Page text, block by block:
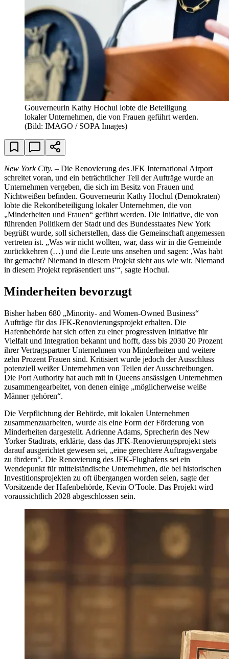
Gouverneurin Kathy Hochul lobte die Beteiligung
lokaler Unternehmen, die von Frauen geführt werden.
(Bild: IMAGO / SOPA Images)
New York City. – Die Renovierung des JFK International Airport
schreitet voran, und ein beträchtlicher Teil der Aufträge wurde an
Unternehmen vergeben, die sich im Besitz von Frauen und
Nichtweißen befinden. Gouverneurin Kathy Hochul (Demokraten)
lobte die Rekordbeteiligung lokaler Unternehmen, die von
„Minderheiten und Frauen“ geführt werden. Die Initiative, die von
führenden Politikern der Stadt und des Bundesstaates New York
begrüßt wurde, soll sicherstellen, dass die Gemeinschaft angemessen
vertreten ist. „Was wir nicht wollten, war, dass wir in die Gemeinde
zurückkehren (…) und die Leute uns ansehen und sagen: ‚Was habt
ihr gemacht? Niemand in diesem Projekt sieht aus wie wir. Niemand
in diesem Projekt repräsentiert uns‘“, sagte Hochul.
Minderheiten bevorzugt
Bisher haben 680 „Minority- and Women-Owned Business“
Aufträge für das JFK-Renovierungsprojekt erhalten. Die
Hafenbehörde hat sich offen zu einer progressiven Initiative für
Vielfalt und Integration bekannt und hofft, dass bis 2030 20 Prozent
ihrer Vertragspartner Unternehmen von Minderheiten und weitere
zehn Prozent Frauen sind. Kritisiert wurde jedoch der Ausschluss
potenziell weißer Unternehmen von Teilen der Ausschreibungen.
Die Port Authority hat auch mit in Queens ansässigen Unternehmen
zusammengearbeitet, von denen einige „möglicherweise weiße
Männer gehören“.
Die Verpflichtung der Behörde, mit lokalen Unternehmen
zusammenzuarbeiten, wurde als eine Form der Förderung von
Minderheiten dargestellt. Adrienne Adams, Sprecherin des New
Yorker Stadtrats, erklärte, dass das JFK-Renovierungsprojekt stets
darauf ausgerichtet gewesen sei, „eine gerechtere Auftragsvergabe
zu fördern“. Die Renovierung des JFK-Flughafens sei ein
Wendepunkt für mittelständische Unternehmen, die bei historischen
Investitionsprojekten zu oft übergangen worden seien, sagte der
Vorsitzende der Hafenbehörde, Kevin O'Toole. Das Projekt wird
voraussichtlich 2028 abgeschlossen sein.